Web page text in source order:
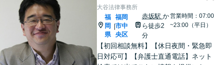
大谷法律事務所
福
岡
県
|
福岡
市中
央区
赤坂駅 か
ら徒歩2
分
営業時間：07:00
~23:00（平日）
【初回相談無料】【休日夜間・緊急即
日対応可】【弁護士直通電話】ネット